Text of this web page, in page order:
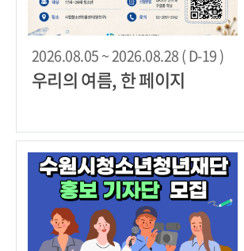
2026.08.05 ~ 2026.08.28 ( D-19 )
우리의 여름, 한 페이지